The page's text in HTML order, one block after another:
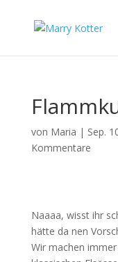
von Maria | Sep.
Kommentare
Naaaa, wisst ihr
hätte da nen
Wir machen